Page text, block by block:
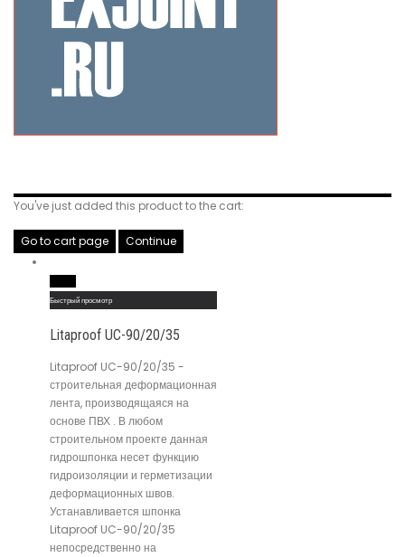
You've just added this product to the cart:
Go to cart page Continue
Быстрый просмотр
Litaproof UC-90/20/35
Litaproof UC-90/20/35 -
строительная деформационная
лента, производящаяся на
основе ПВХ . В любом
строительном проекте данная
гидрошпонка несет функцию
гидроизоляции и герметизации
деформационных швов.
Устанавливается шпонка
Litaproof UC-90/20/35
непосредственно на